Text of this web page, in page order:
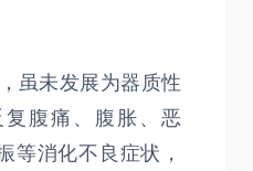
虽未发展为器质性
腹痛、腹胀、恶
等消化不良症状，